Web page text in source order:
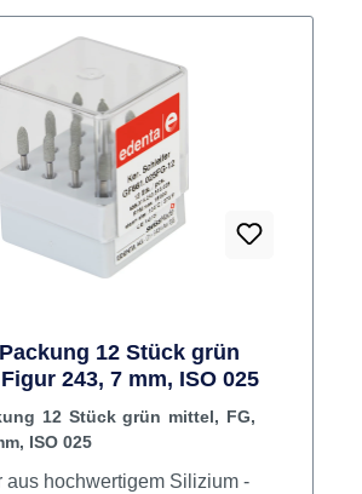
12 Stück grün
243, 7 mm, ISO 025
12 Stück grün mittel, FG,
ISO 025
aus hochwertigem Silizium -